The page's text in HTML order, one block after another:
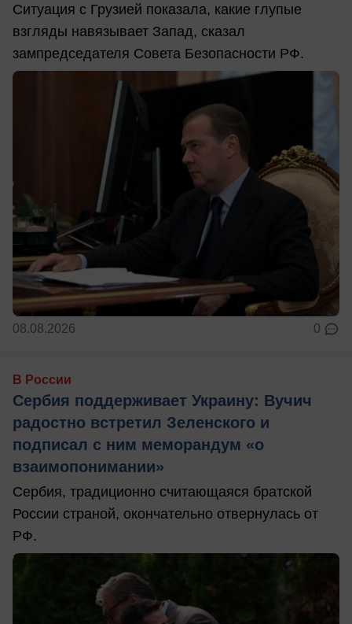
Ситуация с Грузией показала, какие глупые
взгляды навязывает Запад, сказал
зампредседателя Совета Безопасности РФ.
08.08.2026 0
В России
Сербия поддерживает Украину: Вучич
радостно встретил Зеленского и
подписал с ним меморандум «о
взаимопонимании»
Сербия, традиционно считающаяся братской
России страной, окончательно отвернулась от
РФ.